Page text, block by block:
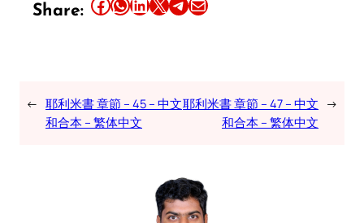
Share:
← 耶利米書 章節 – 45 – 中文
和合本 – 繁体中文
耶利米書 章節 – 47 – 中文
和合本 – 繁体中文
→